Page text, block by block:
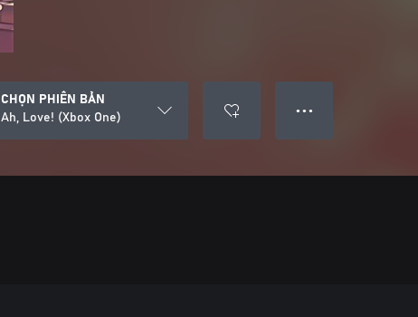
CHỌN PHIÊN BẢN
Ah, Love! (Xbox One)
● ● ●